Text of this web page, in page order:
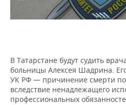
НЕФТЕХИМИЯ
ЭНЕРГЕТИКА
РОЗНИЧНАЯ ТОРГОВЛЯ
УСЛУГИ
НОВОСТИ ТЕХНОЛОГИЙ
МЕДИА
ТЕЛЕКОММУНИКАЦИИ
МЕРОПРИЯТИЯ
ВЫЕЗДНАЯ РЕДАКЦИЯ
БИЗНЕС-БРАНЧИ
НОВОСТИ СПОРТА
ФУТБОЛ
ОБЩЕСТВО
НОВОСТИ ОБЩЕСТВА
ФОТОГАЛЕРЕЯ
В Татарстане будут судить
больницы Алексея Шадрина.
УК РФ — причинение смерти по
вследствие ненадлежащего
профессиональных